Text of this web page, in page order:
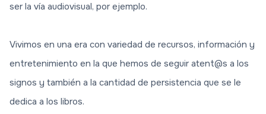
ser la vía audiovisual, por ejemplo.
Vivimos en una era con variedad de recursos, información y
entretenimiento en la que hemos de seguir atent@s a los
signos y también a la cantidad de persistencia que se le
dedica a los libros.